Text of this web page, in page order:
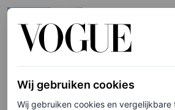
Maartje
Oscar de la
Griekse
MARJOLEIN VAN
Wij gebruiken cookies
Wij gebruiken cookies en vergelijkbare